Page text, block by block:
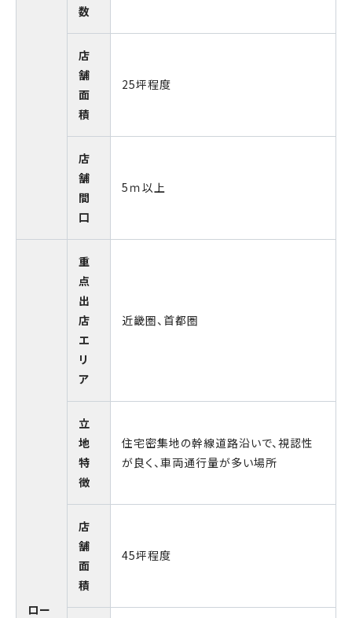
数
店
舗
面
積
25坪程度
店
舗
間
口
5ｍ以上
ロー
重
点
出
店
エ
リ
ア
近畿圏、首都圏
立
地
特
徴
住宅密集地の幹線道路沿いで、視認性
が良く、車両通行量が多い場所
店
舗
面
積
45坪程度